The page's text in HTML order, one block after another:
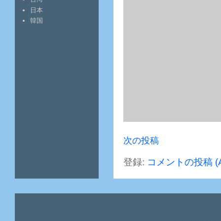
次の投稿
登録: コメントの投稿
日本
韓国